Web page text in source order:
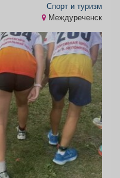
Спорт и туризм
Междуреченск